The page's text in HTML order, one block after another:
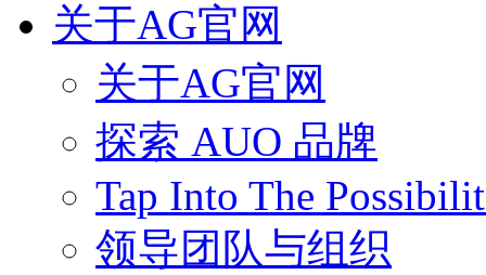
关于AG官网
关于AG官网
探索 AUO 品牌
Tap Into The
领导团队与组织